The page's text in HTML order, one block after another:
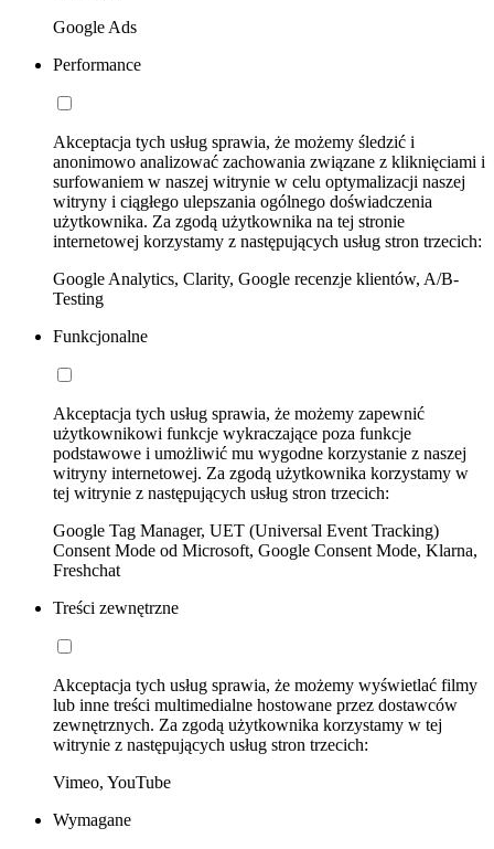
Google Ads
Performance
Akceptacja tych usług sprawia, że możemy śledzić i
anonimowo analizować zachowania związane z kliknięciami i
surfowaniem w naszej witrynie w celu optymalizacji naszej
witryny i ciągłego ulepszania ogólnego doświadczenia
użytkownika. Za zgodą użytkownika na tej stronie
internetowej korzystamy z następujących usług stron trzecich:
Google Analytics, Clarity, Google recenzje klientów, A/B-
Testing
Funkcjonalne
Akceptacja tych usług sprawia, że możemy zapewnić
użytkownikowi funkcje wykraczające poza funkcje
podstawowe i umożliwić mu wygodne korzystanie z naszej
witryny internetowej. Za zgodą użytkownika korzystamy w
tej witrynie z następujących usług stron trzecich:
Google Tag Manager, UET (Universal Event Tracking)
Consent Mode od Microsoft, Google Consent Mode, Klarna,
Freshchat
Treści zewnętrzne
Akceptacja tych usług sprawia, że możemy wyświetlać filmy
lub inne treści multimedialne hostowane przez dostawców
zewnętrznych. Za zgodą użytkownika korzystamy w tej
witrynie z następujących usług stron trzecich:
Vimeo, YouTube
Wymagane